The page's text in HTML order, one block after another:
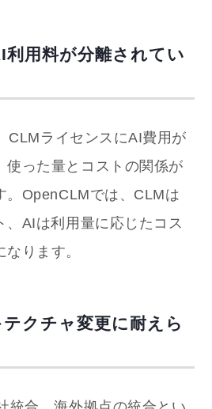
用料が分離されてい
CLMライセンスにAI費用が
使った量とコストの関係が
。OpenCLMでは、CLMは
、AIは利用量に応じたコス
ります。
クチャ変更に耐えら